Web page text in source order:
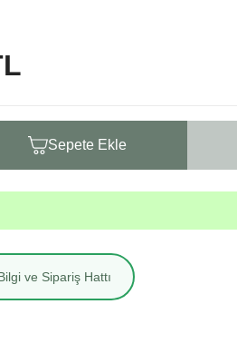
Sepete Ekle
ve Sipariş Hattı